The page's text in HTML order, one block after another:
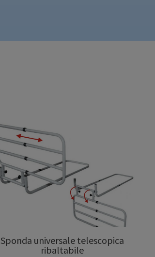
Sponda universale telescopica
ribaltabile